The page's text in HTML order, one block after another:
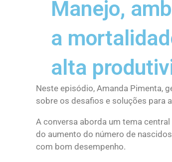
Manejo,
a
alta
Neste episódio, Amanda Pimenta,
sobre os desafios e soluções para
A conversa aborda um tema
do aumento do número de
com bom desempenho.